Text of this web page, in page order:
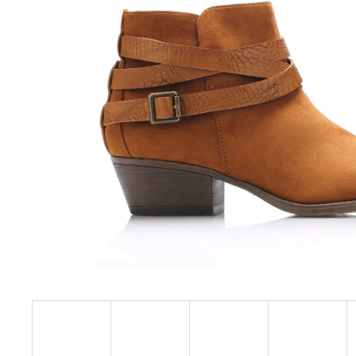
HNĚDÉ KOŽENÉ ZDRAVOTNÍ PANTOFLE
EMMA SHOES
1 199 Kč